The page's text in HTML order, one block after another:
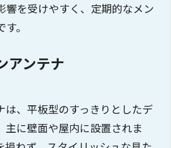
響を受けやすく、定期的なメン
。
アンテナ
は、平板型のすっきりとしたデ
主に壁面や屋内に設置されま